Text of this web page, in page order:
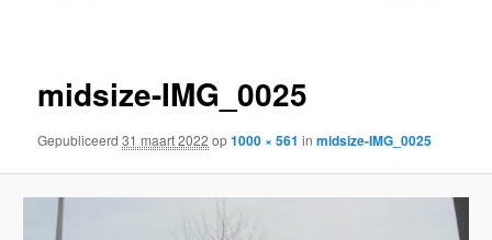
midsize-IMG_0025
Gepubliceerd31 maart 2022 op1000 × 561 inmidsize-IMG_0025